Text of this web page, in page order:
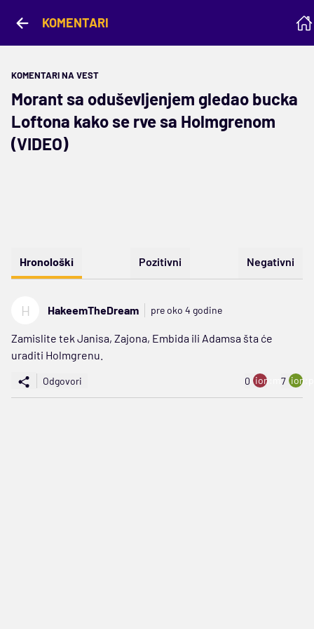
KOMENTARI
KOMENTARI NA VEST
Morant sa oduševljenjem gledao bucka
Loftona kako se rve sa Holmgrenom
(VIDEO)
Hronološki Pozitivni Negativni
H HakeemTheDream pre oko 4 godine
Zamislite tek Janisa, Zajona, Embida ili Adamsa šta će
uraditi Holmgrenu.
Odgovori 0 ion:minus
7